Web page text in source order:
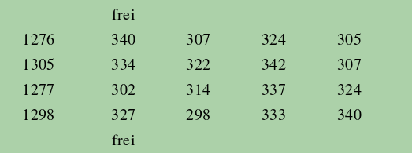
frei
1276 340 307 324
305
1305 334 322 342
307
1277 302 314 337
324
1298 327 298 333
340
frei